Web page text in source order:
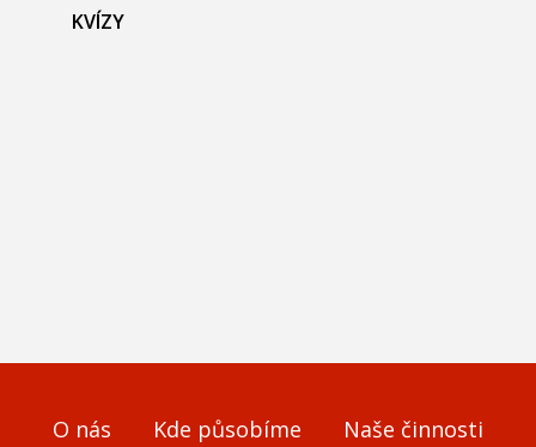
KVÍZY
O nás Kde působíme Naše činnosti